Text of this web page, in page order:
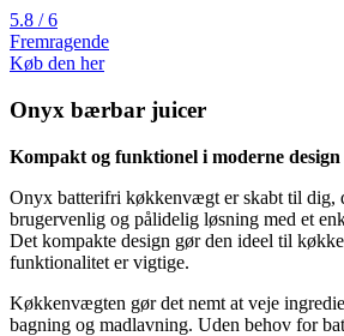
5.8 / 6
Fremragende
Køb den her
Onyx bærbar juicer
Kompakt og funktionel i moderne design
Onyx batterifri køkkenvægt er skabt til dig,
brugervenlig og pålidelig løsning med et
Det kompakte design gør den ideel til
funktionalitet er vigtige.
Køkkenvægten gør det nemt at veje
bagning og madlavning. Uden behov for